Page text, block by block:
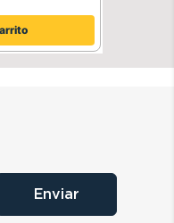
Enviar